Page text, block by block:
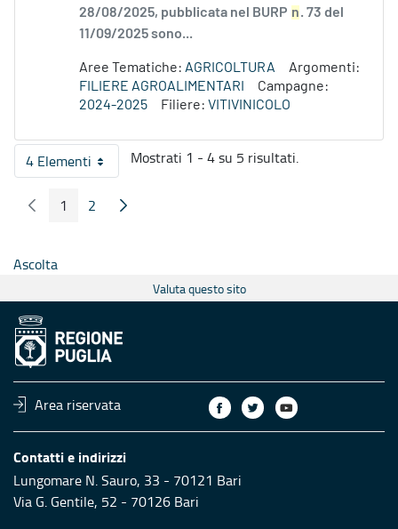
28/08/2025, pubblicata nel BURP n. 73 del
11/09/2025 sono...
Aree Tematiche: AGRICOLTURA
Argomenti:
FILIERE AGROALIMENTARI
Campagne:
2024-2025
Filiere: VITIVINICOLO
4 ElementiPer pagina
Mostrati 1 - 4 su 5 risultati.
Pagina Precedente
Pagina
1 Pagina
2 Pagina Seguente
Ascolta
Valuta questo sito
Area riservata
Contatti e indirizzi
Lungomare N. Sauro, 33 - 70121 Bari
Via G. Gentile, 52 - 70126 Bari